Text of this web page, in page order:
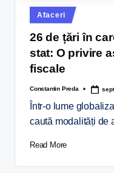
Afaceri
26 de țări în
stat: O privire
fiscale
Constantin Preda
Într-o lume
caută modalități de
Read More